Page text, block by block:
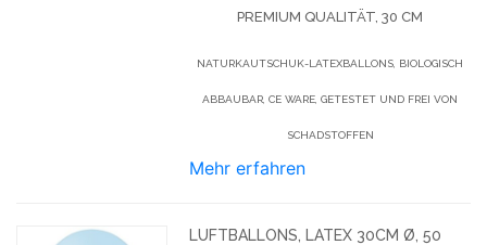
PREMIUM QUALITÄT, 30 CM
NATURKAUTSCHUK-LATEXBALLONS, BIOLOGISCH
ABBAUBAR, CE WARE, GETESTET UND FREI VON
SCHADSTOFFEN
Mehr erfahren
LUFTBALLONS, LATEX 30CM Ø, 50